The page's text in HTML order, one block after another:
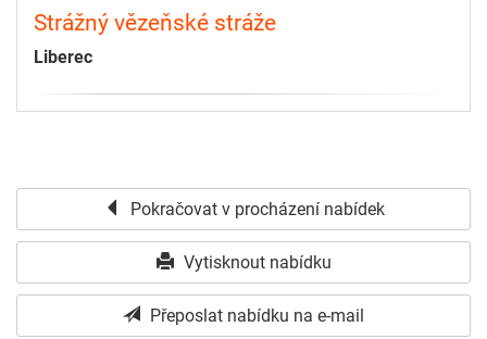
Strážný vězeňské stráže
Liberec
Pokračovat v procházení nabídek
Vytisknout nabídku
Přeposlat nabídku na e-mail